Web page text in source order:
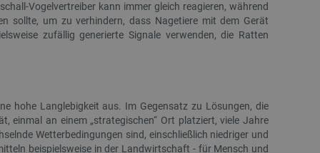
Vogelvertreiber kann immer gleich reagieren, während
sollte, um zu verhindern, dass Nagetiere mit dem Gerät
zufällig generierte Signale verwenden, die Ratten
hohe Langlebigkeit aus. Im Gegensatz zu Lösungen, die
einmal an einem „strategischen“ Ort platziert, viele Jahre
Wetterbedingungen sind, einschließlich niedriger und
beispielsweise in der Landwirtschaft - für Mensch und
verwendet, um
in jeder
gerichtet werden,
Dienst verwendet,
Präferenzen für die